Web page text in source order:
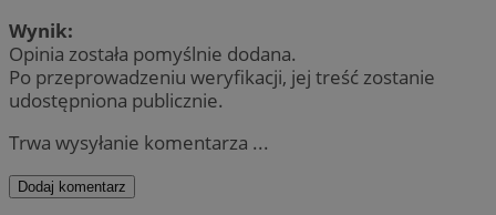
Wynik:
Opinia została pomyślnie dodana.
Po przeprowadzeniu weryfikacji, jej treść zostanie
udostępniona publicznie.
Trwa wysyłanie komentarza ...
Dodaj komentarz